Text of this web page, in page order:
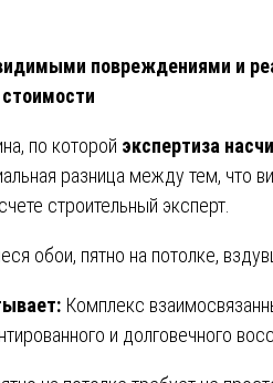
повреждениями и
по которой экспертиза
разница между тем, что
строительный эксперт.
обои, пятно на потолке,
Комплекс
и долговечного